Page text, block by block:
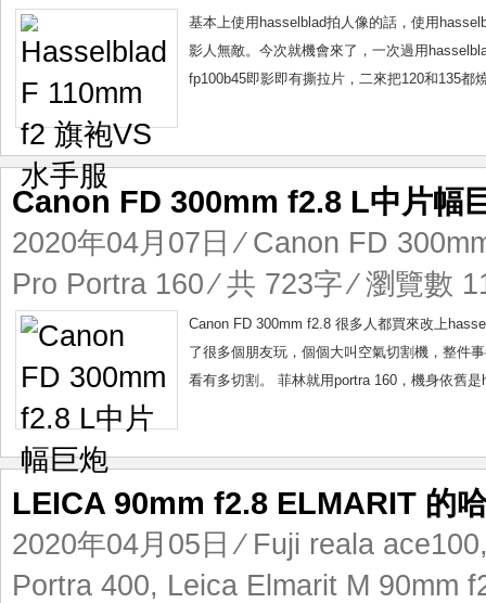
基本上使用hasselblad拍人像的話，使用
影人無敵。今次就機會來了，一次過用
fp100b45即影即有撕拉片，二來把120和135都
Canon FD 300mm f2.8 L中片幅
2020年04月07日 ⁄ Canon FD
Pro Portra 160⁄ 共 723字 ⁄ 瀏覽數
Canon FD 300mm f2.8 很多人都買來改上
了很多個朋友玩，個個大叫空氣切割機，整件
看有多切割。 菲林就用portra 160，機身依舊
LEICA 90mm f2.8 ELMARIT 的
2020年04月05日 ⁄ Fuji reala ace100
Portra 400, Leica Elmarit M 90mm